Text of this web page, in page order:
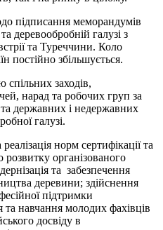
підписання меморандумів
деревообробній галузі з
та Туреччини. Коло
постійно збільшується.
заходів,
нарад та робочих груп за
державних і недержавних
галузі.
норм сертифікації та
розвитку організованого
та забезпечення
деревини; здійснення
підтримки
навчання молодих фахівців
досвіду в